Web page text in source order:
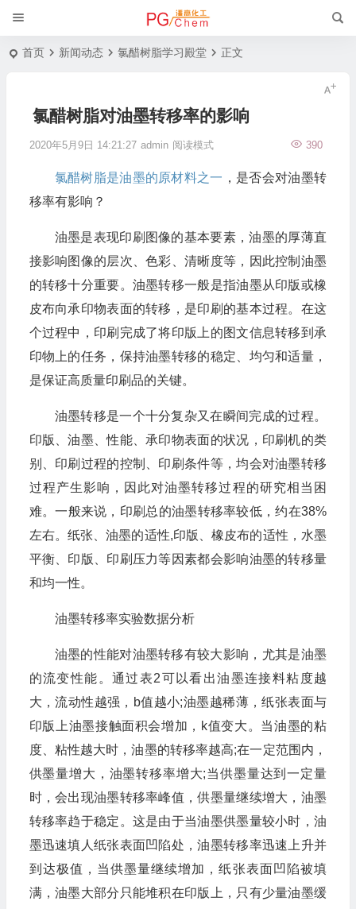
首页 新闻动态 氯醋树脂学习殿堂 正文
氯醋树脂对油墨转移率的影响
2020年5月9日 14:21:27 admin 390
阅读模式
氯醋树脂是油墨的原材料之一 ，是否会对油墨转
移率有影响？
油墨是表现印刷图像的基本要素，油墨的厚薄直
接影响图像的层次、色彩、清晰度等，因此控制油墨
的转移十分重要。油墨转移一般是指油墨从印版或橡
皮布向承印物表面的转移，是印刷的基本过程。在这
个过程中，印刷完成了将印版上的图文信息转移到承
印物上的任务，保持油墨转移的稳定、均匀和适量，
是保证高质量印刷品的关键。
油墨转移是一个十分复杂又在瞬间完成的过程。
印版、油墨、性能、承印物表面的状况，印刷机的类
别、印刷过程的控制、印刷条件等，均会对油墨转移
过程产生影响，因此对油墨转移过程的研究相当困
难。一般来说，印刷总的油墨转移率较低，约在38%
左右。纸张、油墨的适性,印版、橡皮布的适性，水墨
平衡、印版、印刷压力等因素都会影响油墨的转移量
和均一性。
油墨转移率实验数据分析
油墨的性能对油墨转移有较大影响，尤其是油墨
的流变性能。通过表2可以看出油墨连接料粘度越
大，流动性越强，b值越小;油墨越稀薄，纸张表面与
印版上油墨接触面积会增加，k值变大。当油墨的粘
度、粘性越大时，油墨的转移率越高;在一定范围内，
供墨量增大，油墨转移率增大;当供墨量达到一定量
时，会出现油墨转移率峰值，供墨量继续增大，油墨
转移率趋于稳定。这是由于当油墨供墨量较小时，油
墨迅速填人纸张表面凹陷处，油墨转移率迅速上升并
到达极值，当供墨量继续增加，纸张表面凹陷被填
满，油墨大部分只能堆积在印版上，只有少量油墨缓